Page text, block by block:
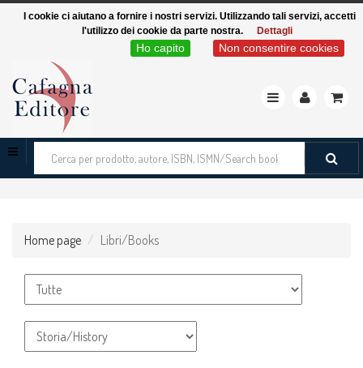
Toggle
Cerca
tra
Home page
Libri/Books
I cookie ci aiutano a fornire i nostri servizi. Utilizzando tali servizi, accetti
l'utilizzo dei cookie da parte nostra.
Dettagli
Non consentire cookies
Ho capito